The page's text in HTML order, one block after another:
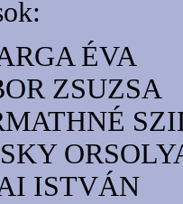
ÉVA
ZSUZSA
ISTVÁN